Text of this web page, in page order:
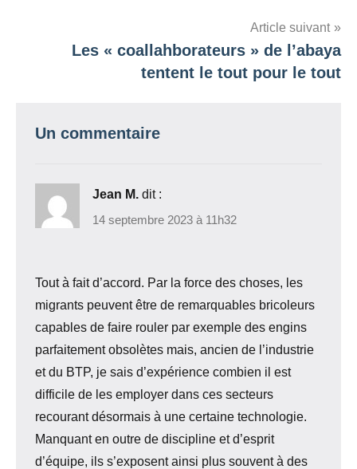
Article suivant
Les « coallahborateurs » de l’abaya
tentent le tout pour le tout
Un commentaire
Jean M. dit :
14 septembre 2023 à 11h32
Tout à fait d’accord. Par la force des choses, les
migrants peuvent être de remarquables bricoleurs
capables de faire rouler par exemple des engins
parfaitement obsolètes mais, ancien de l’industrie
et du BTP, je sais d’expérience combien il est
difficile de les employer dans ces secteurs
recourant désormais à une certaine technologie.
Manquant en outre de discipline et d’esprit
d’équipe, ils s’exposent ainsi plus souvent à des